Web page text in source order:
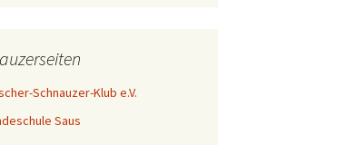
Schnauzer-Klub e.V.
Saus